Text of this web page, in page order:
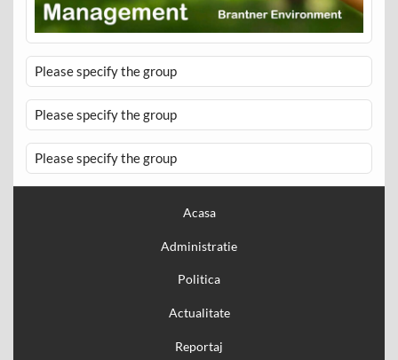
Please specify the group
Please specify the group
Please specify the group
Acasa
Administratie
Politica
Actualitate
Reportaj